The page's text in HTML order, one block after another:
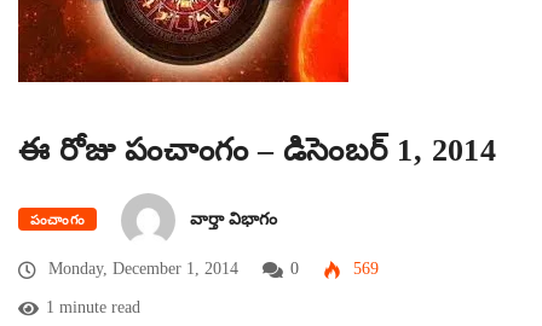
ఈ రోజు పంచాంగం – డిసెంబర్ 1, 2014
పంచాంగం వార్తా విభాగం
Monday, December 1, 2014 0 569
1 minute read